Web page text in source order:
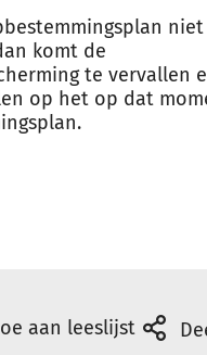
komt de
te vervallen
op het op dat
aan leeslijst